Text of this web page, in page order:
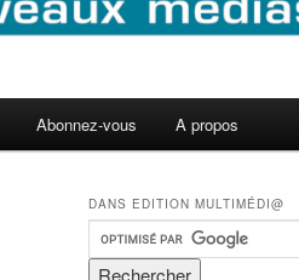
Abonnez-vous A propos
DANS EDITION MULTIMÉDI@